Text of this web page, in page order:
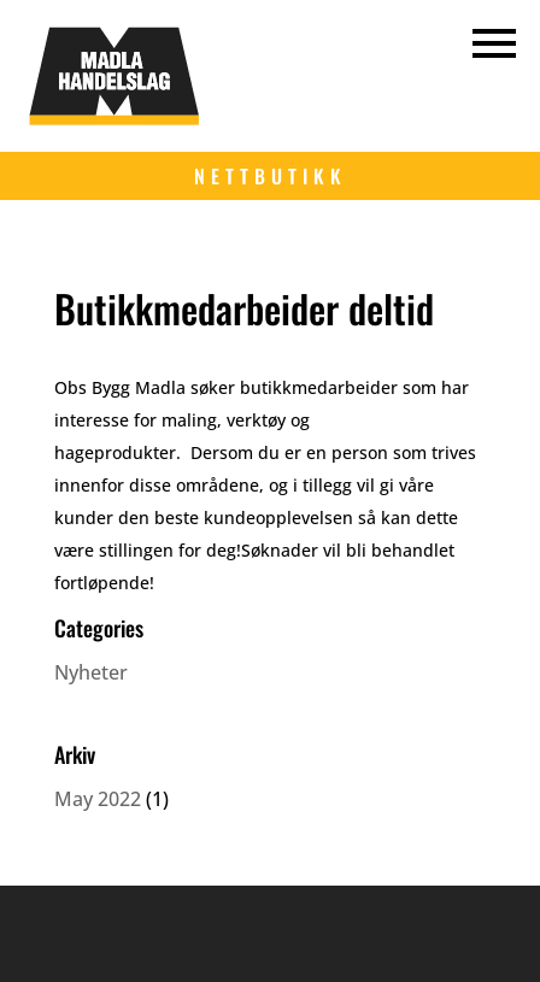
NETTBUTIKK
Butikkmedarbeider deltid
Obs Bygg Madla søker butikkmedarbeider som har
interesse for maling, verktøy og
hageprodukter. Dersom du er en person som trives
innenfor disse områdene, og i tillegg vil gi våre
kunder den beste kundeopplevelsen så kan dette
være stillingen for deg!Søknader vil bli behandlet
fortløpende!
Categories
Nyheter
Arkiv
May 2022(1)